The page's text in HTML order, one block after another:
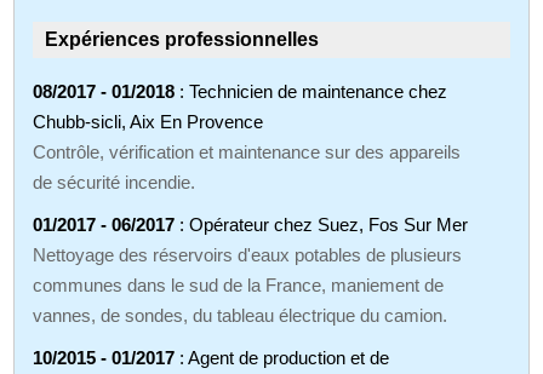
Expériences professionnelles
08/2017 - 01/2018 : Technicien de maintenance chez
Chubb-sicli, Aix En Provence
Contrôle, vérification et maintenance sur des appareils
de sécurité incendie.
01/2017 - 06/2017 : Opérateur chez Suez, Fos Sur Mer
Nettoyage des réservoirs d'eaux potables de plusieurs
communes dans le sud de la France, maniement de
vannes, de sondes, du tableau électrique du camion.
10/2015 - 01/2017 : Agent de production et de